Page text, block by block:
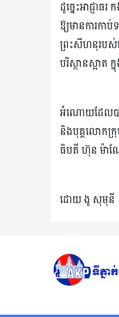
ដូច្នេះអាជ្ញា
ឱ្យមានការកា
ព្រះសីហនុរបស់
បរិស្ថានស្អាត
អំណោយដែលបាន
និងបុគ្គលោកក្
ធិបតី ហ៊ុន ម៉ា
ដោយ ងូ សុមុនី